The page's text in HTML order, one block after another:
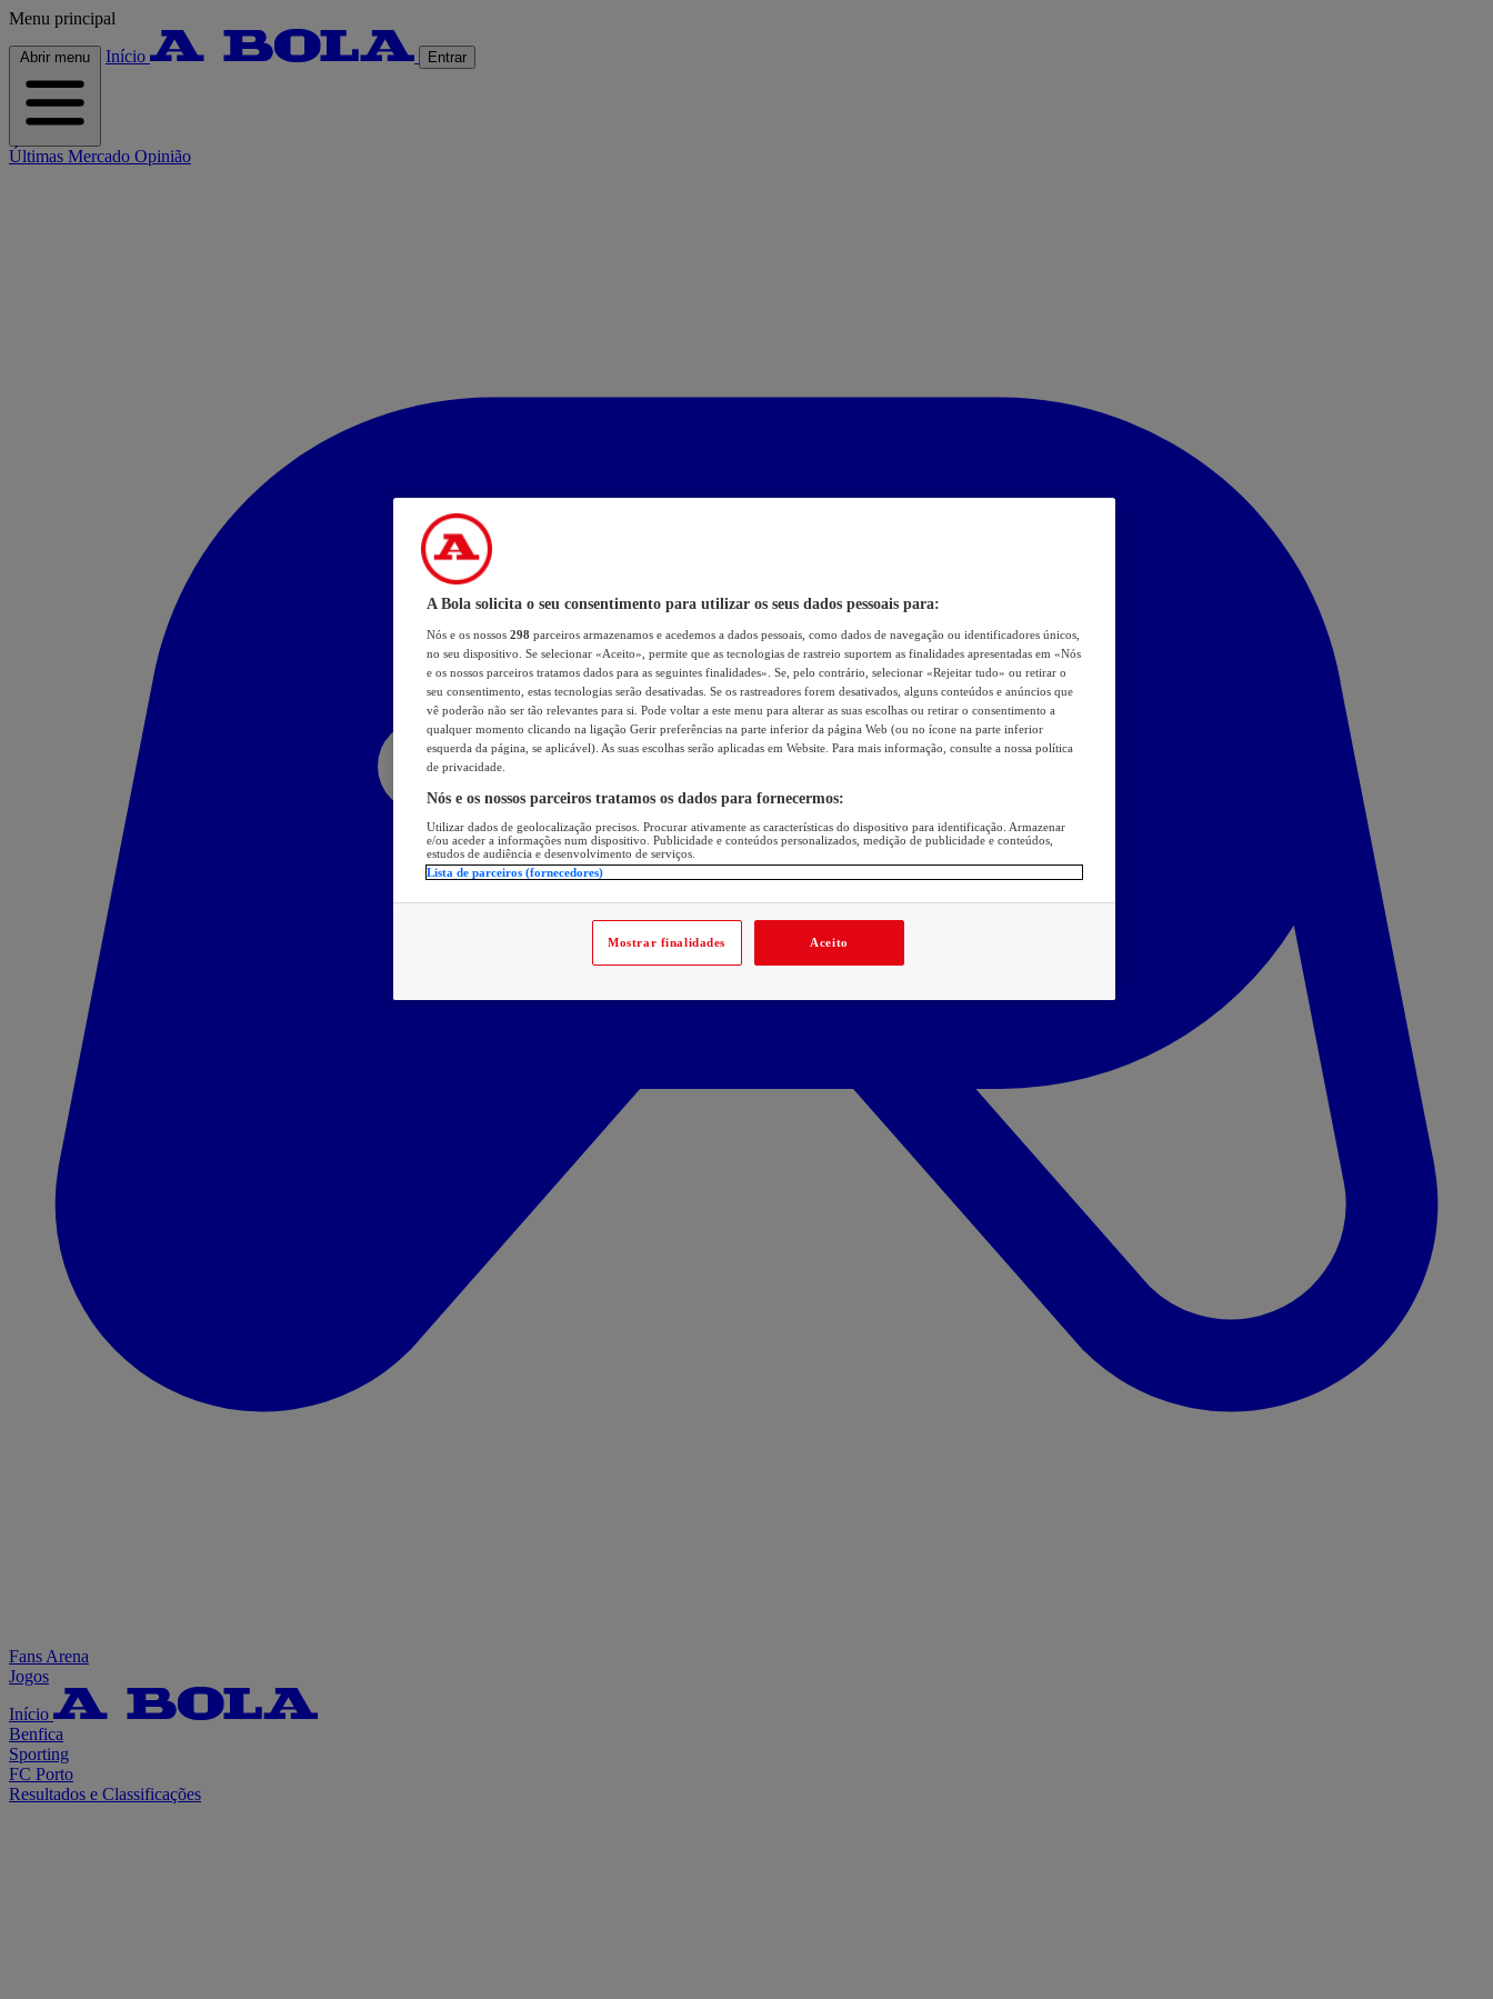
Menu principal
Abrir menu Início Entrar
Últimas Mercado Opinião
Fans Arena
Jogos
Início
Benfica
Sporting
FC Porto
Resultados e Classificações
A Bola solicita o seu consentimento para utilizar os seus dados pessoais para:
Nós e os nossos 298 parceiros armazenamos e acedemos a dados pessoais, como dados de navegação ou identificadores únicos,
no seu dispositivo. Se selecionar «Aceito», permite que as tecnologias de rastreio suportem as finalidades apresentadas em «Nós
e os nossos parceiros tratamos dados para as seguintes finalidades». Se, pelo contrário, selecionar «Rejeitar tudo» ou retirar o
seu consentimento, estas tecnologias serão desativadas. Se os rastreadores forem desativados, alguns conteúdos e anúncios que
vê poderão não ser tão relevantes para si. Pode voltar a este menu para alterar as suas escolhas ou retirar o consentimento a
qualquer momento clicando na ligação Gerir preferências na parte inferior da página Web (ou no ícone na parte inferior
esquerda da página, se aplicável). As suas escolhas serão aplicadas em Website. Para mais informação, consulte a nossa política
de privacidade.
Nós e os nossos parceiros tratamos os dados para fornecermos:
Utilizar dados de geolocalização precisos. Procurar ativamente as características do dispositivo para identificação. Armazenar
e/ou aceder a informações num dispositivo. Publicidade e conteúdos personalizados, medição de publicidade e conteúdos,
estudos de audiência e desenvolvimento de serviços.
Lista de parceiros (fornecedores)
Mostrar finalidades Aceito